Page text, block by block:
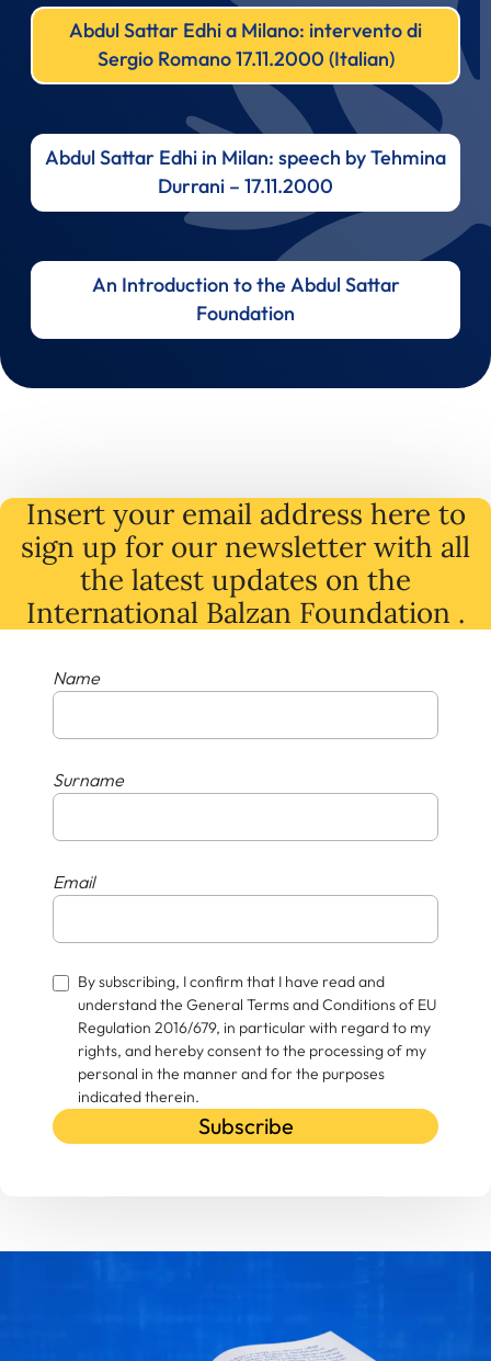
Abdul Sattar Edhi a Milano: intervento di
Sergio Romano 17.11.2000 (Italian)
Abdul Sattar Edhi in Milan: speech by Tehmina
Durrani – 17.11.2000
An Introduction to the Abdul Sattar
Foundation
Insert your email address here to
sign up for our newsletter with all
the latest updates on the
International Balzan Foundation .
Name
Surname
Email
By subscribing, I confirm that I have read and
understand the General Terms and Conditions of EU
Regulation 2016/679, in particular with regard to my
rights, and hereby consent to the processing of my
personal in the manner and for the purposes
indicated therein.
Subscribe